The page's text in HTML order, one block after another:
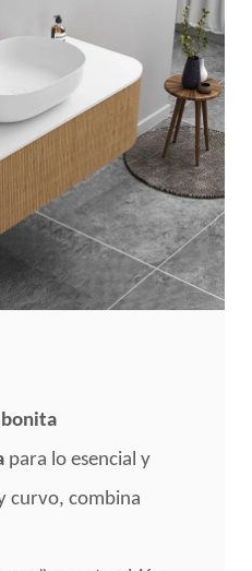
bonita
para lo esencial y
curvo, combina